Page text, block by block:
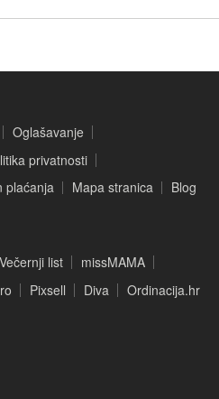
Oglašavanje
privatnosti
plaćanja Mapa stranica Blog
Večernji list
missMAMA
Pixsell Diva Ordinacija.hr